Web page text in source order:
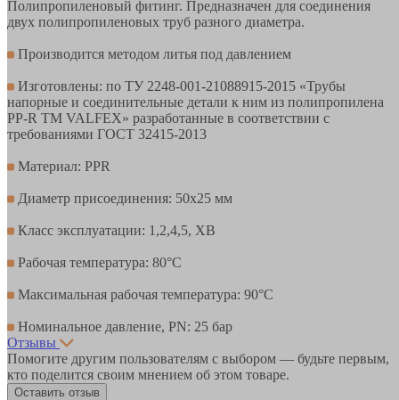
Полипропиленовый фитинг. Предназначен для соединения
двух полипропиленовых труб разного диаметра.
Производится методом литья под давлением
Изготовлены: по ТУ 2248-001-21088915-2015 «Трубы
напорные и соединительные детали к ним из полипропилена
PP-R ТМ VALFEX» разработанные в соответствии с
требованиями ГОСТ 32415-2013
Материал: PPR
Диаметр присоединения: 50х25 мм
Класс эксплуатации: 1,2,4,5, ХВ
Рабочая температура: 80°С
Максимальная рабочая температура: 90°С
Номинальное давление, PN: 25 бар
Отзывы
Помогите другим пользователям с выбором — будьте первым,
кто поделится своим мнением об этом товаре.
Оставить отзыв